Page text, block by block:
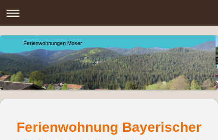
Ferienwohnungen Moser
Ferienwohnung Bayerischer